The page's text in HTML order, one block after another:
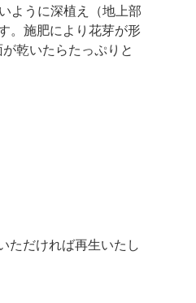
ように深植え（地上部
。施肥により花芽が形
乾いたらたっぷりと
ただければ再生いたし